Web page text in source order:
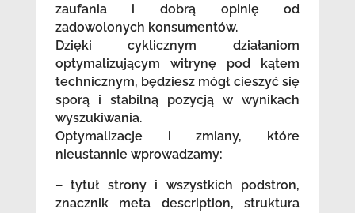
zaufania i dobrą opinię od
zadowolonych konsumentów.
Dzięki cyklicznym działaniom
optymalizującym witrynę pod kątem
technicznym, będziesz mógł cieszyć się
sporą i stabilną pozycją w wynikach
wyszukiwania.
Optymalizacje i zmiany, które
nieustannie wprowadzamy:
– tytuł strony i wszystkich podstron,
znacznik meta description, struktura